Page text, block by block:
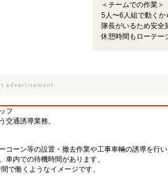
＜チームでの作業＞
5人〜6人組で動くか
隊長がいるため安全
休憩時間もローテ
フ
交通誘導業務。
コーン等の設置・撤去作業や工事車輛の誘導を行い
車内での待機時間があります。
で働くようなイメージです。